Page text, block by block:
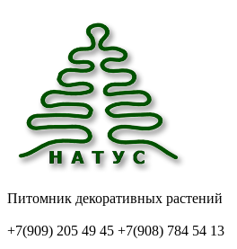
Питомник декоративных растений
+7(909) 205 49 45 +7(908) 784 54 13